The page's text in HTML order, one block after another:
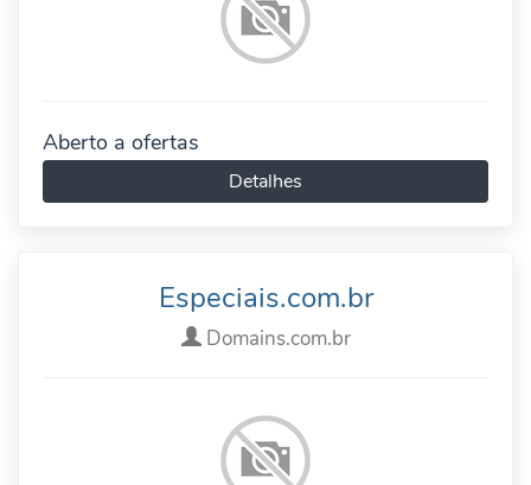
Aberto a ofertas
Detalhes
Especiais.com.br
Domains.com.br